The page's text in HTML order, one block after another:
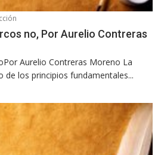
no, Por Aurelio Contreras
Aurelio Contreras Moreno La
de los principios fundamentales...